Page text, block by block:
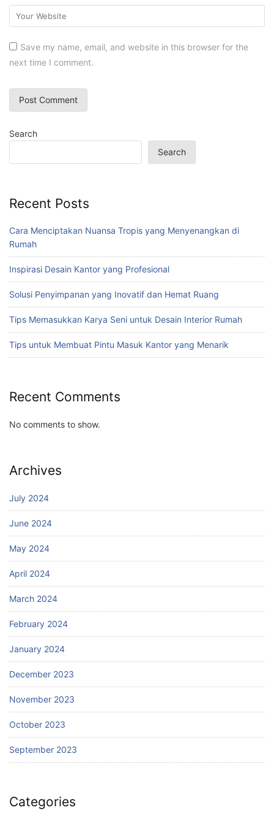
Save my name, email, and website in this browser for the
next time I comment.
Search
Search
Recent Posts
Cara Menciptakan Nuansa Tropis yang Menyenangkan di
Rumah
Inspirasi Desain Kantor yang Profesional
Solusi Penyimpanan yang Inovatif dan Hemat Ruang
Tips Memasukkan Karya Seni untuk Desain Interior Rumah
Tips untuk Membuat Pintu Masuk Kantor yang Menarik
Recent Comments
No comments to show.
Archives
July 2024
June 2024
May 2024
April 2024
March 2024
February 2024
January 2024
December 2023
November 2023
October 2023
September 2023
Categories